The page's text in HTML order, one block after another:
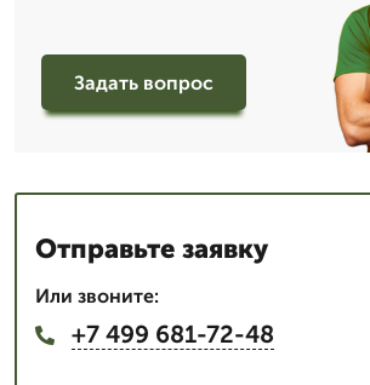
Задать вопрос
Отправьте заявку
Или звоните:
+7 499 681-72-48